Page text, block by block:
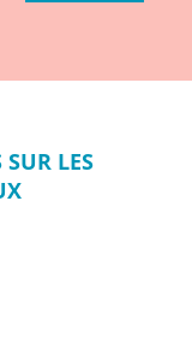
SUR LES